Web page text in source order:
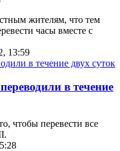
жителям, что тем
часы вместе с
13:59
в течение
чтобы перевести все